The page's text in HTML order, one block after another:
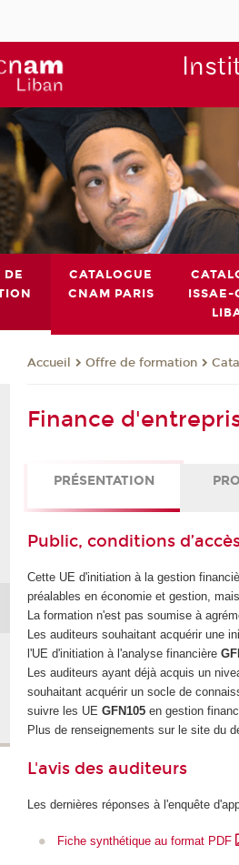
DE
CATALOGUE
CNAM PARIS
ISSAE-
Accueil Offre de formation
Finance
PRÉSENTATION
Public, conditions
Cette UE d'initiation à la gestion
préalables en économie et gestion,
La formation n'est pas soumise à
Les auditeurs souhaitant acquérir une
l'UE d'initiation à l'analyse financière
Les auditeurs ayant déjà acquis un
souhaitant acquérir un socle de
suivre les UEGFN105en gestion
Plus de renseignements sur le site du
L'avis des auditeurs
Les dernières réponses à l'enquête
Fiche synthétique au format PDF